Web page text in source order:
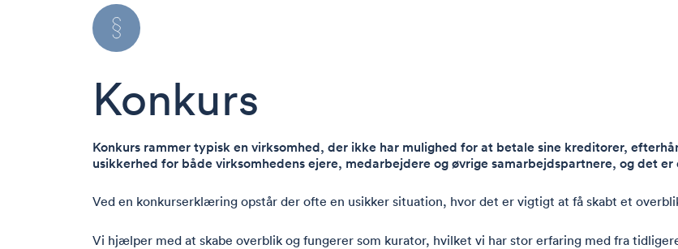
Konkurs
Konkurs rammer typisk en virksomhed, der ikke har mulighed for at betale sine kreditorer,
usikkerhed for både virksomhedens ejere, medarbejdere og øvrige samarbejdspartnere, og det
Ved en konkurserklæring opstår der ofte en usikker situation, hvor det er vigtigt at få skabt et
Vi hjælper med at skabe overblik og fungerer som kurator, hvilket vi har stor erfaring med fra